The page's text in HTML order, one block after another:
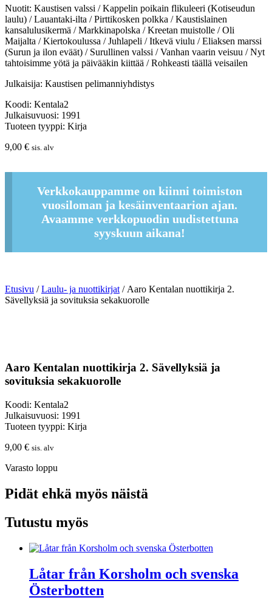
Nuotit: Kaustisen valssi / Kappelin poikain flikuleeri (Kotiseudun
laulu) / Lauantaki-ilta / Pirttikosken polkka / Kaustislainen
kansalulusikermä / Markkinapolska / Kreetan muistolle / Oli
Maijalta / Kiertokoulussa / Juhlapeli / Itkevä viulu / Eliaksen marssi
(Surun ja ilon eväät) / Surullinen valssi / Vanhan vaarin veisuu / Nyt
tahtoisimme yötä ja päivääkin kiittää / Rohkeasti täällä veisailen
Julkaisija: Kaustisen pelimanniyhdistys
Koodi: Kentala2
Julkaisuvuosi: 1991
Tuoteen tyyppi: Kirja
9,00 € sis. alv
Verkkokauppamme on kiinni toimiston
vuosiloman ja kesäinventaarion ajan.
Avaamme verkkopuodin uudistettuna
syyskuun aikana!
Etusivu /Laulu- ja nuottikirjat/ Aaro Kentalan nuottikirja 2.
Sävellyksiä ja sovituksia sekakuorolle
Aaro Kentalan nuottikirja 2. Sävellyksiä ja
sovituksia sekakuorolle
Koodi: Kentala2
Julkaisuvuosi: 1991
Tuoteen tyyppi: Kirja
9,00 € sis. alv
Varasto loppu
Pidät ehkä myös näistä
Tutustu myös
Låtar från Korsholm och svenska
Österbotten